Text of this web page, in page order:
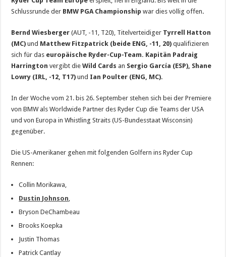
Schlussrunde der BMW PGA Championshipwar dies völlig offen.
Bernd Wiesberger(AUT, -11, T20), Titelverteidiger Tyrrell Hatton
(MC)und Matthew Fitzpatrick (beide ENG, -11, 20)qualifizieren
sich für das europäische Ryder-Cup-Team. Kapitän Padraig
Harringtonvergibt die Wild Cards an Sergio García (ESP), Shane
Lowry (IRL, -12, T17)und Ian Poulter (ENG, MC).
In der Woche vom 21. bis 26. September stehen sich bei der Premiere
von BMW als Worldwide Partner des Ryder Cup die Teams der USA
und von Europa in Whistling Straits (US-Bundesstaat Wisconsin)
gegenüber.
Die US-Amerikaner gehen mit folgenden Golfern ins Ryder Cup
Rennen:
Collin Morikawa,
Dustin Johnson
Bryson DeChambeau
Brooks Koepka
Justin Thomas
Patrick Cantlay